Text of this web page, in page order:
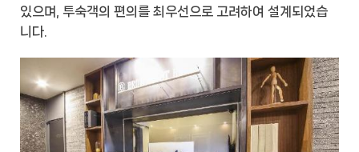
있으며, 투숙객의 편의를 최우선으로 고려하여 설계되었습
니다.